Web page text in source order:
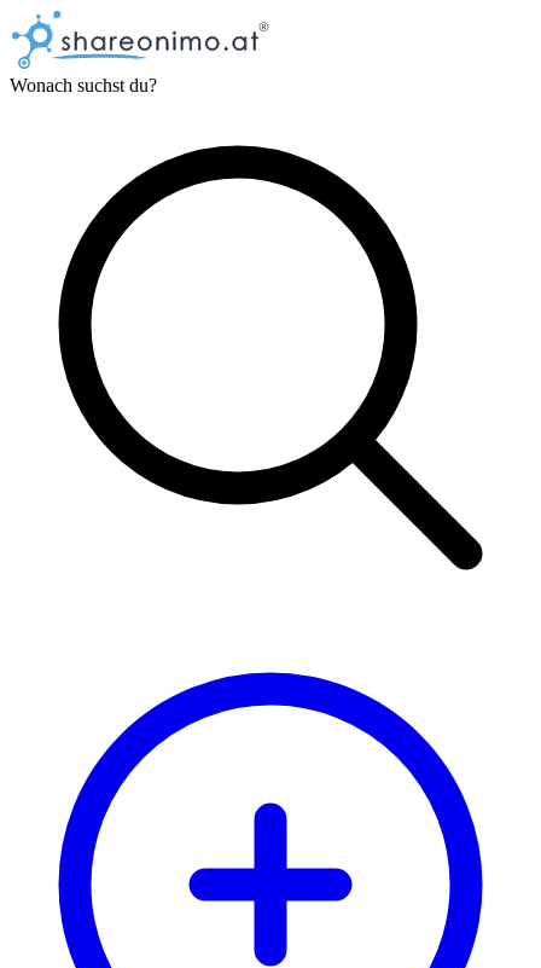
Wonach suchst du?